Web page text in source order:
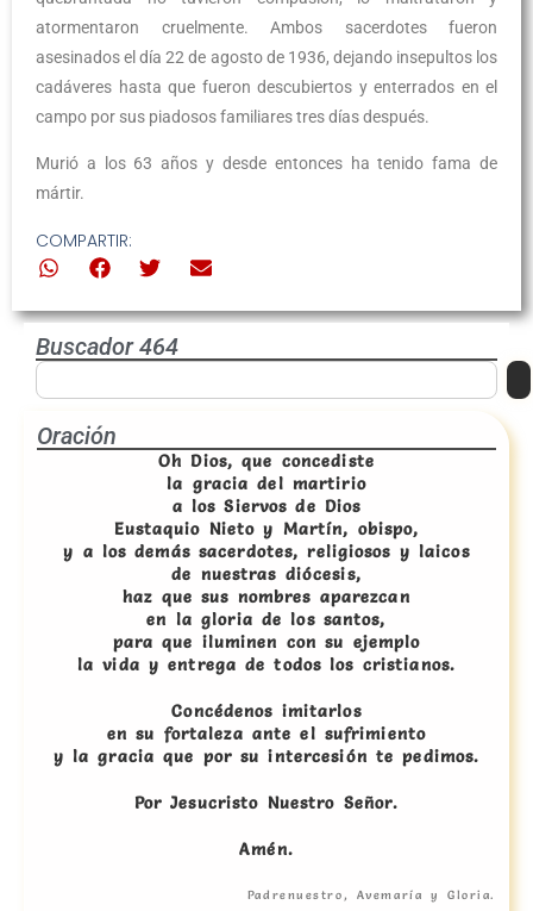
atormentaron cruelmente. Ambos sacerdotes fueron
asesinados el día 22 de agosto de 1936, dejando insepultos los
cadáveres hasta que fueron descubiertos y enterrados en el
campo por sus piadosos familiares tres días después.
Murió a los 63 años y desde entonces ha tenido fama de
mártir.
COMPARTIR:
Buscador 464
Oración
Oh Dios, que concediste
la gracia del martirio
a los Siervos de Dios
Eustaquio Nieto y Martín, obispo,
y a los demás sacerdotes, religiosos y laicos
de nuestras diócesis,
haz que sus nombres aparezcan
en la gloria de los santos,
para que iluminen con su ejemplo
la vida y entrega de todos los cristianos.
Concédenos imitarlos
en su fortaleza ante el sufrimiento
y la gracia que por su intercesión te pedimos.
Por Jesucristo Nuestro Señor.
Amén.
Padrenuestro, Avemaría y Gloria.